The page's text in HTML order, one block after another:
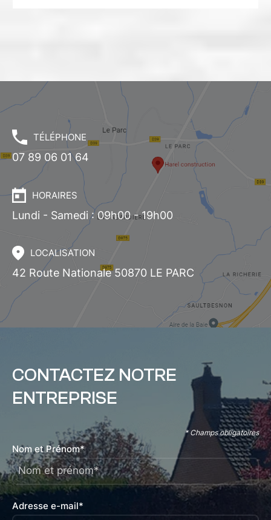
TÉLÉPHONE
07 89 06 01 64
HORAIRES
Lundi - Samedi : 09h00 - 19h00
LOCALISATION
42 Route Nationale 50870 LE PARC
CONTACTEZ NOTRE
ENTREPRISE
* Champs obligatoires
Nom et Prénom*
Nom et prénom*
Adresse e-mail*